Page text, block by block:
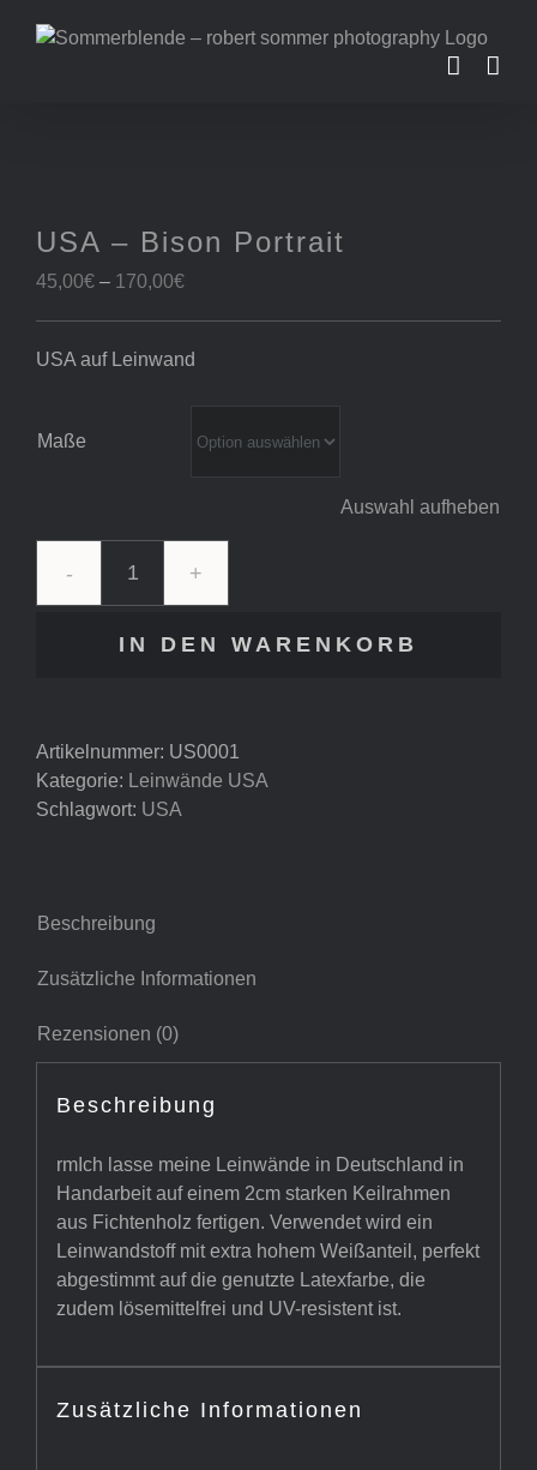
Inhalt
USA – Bison Portrait
45,00€ – 170,00€Preisspanne:
170,00€
USA auf Leinwand
Maße
Auswahl aufheben
USA
Bison
IN DEN WARENKORB
Artikelnummer: US0001
Kategorie: Leinwände USA
Schlagwort: USA
Beschreibung
Zusätzliche Informationen
Rezensionen (0)
Beschreibung
rmIch lasse meine Leinwände in Deutschland in
Handarbeit auf einem 2cm starken Keilrahmen
aus Fichtenholz fertigen. Verwendet wird ein
Leinwandstoff mit extra hohem Weißanteil, perfekt
abgestimmt auf die genutzte Latexfarbe, die
zudem lösemittelfrei und UV-resistent ist.
Zusätzliche Informationen